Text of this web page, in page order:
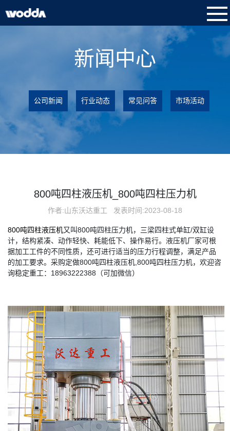
新闻中心
公司新闻 行业动态 常见问答 市场活动
800吨四柱液压机_800吨四柱压力机
作者:山东沃达重工 发表时间:2023-08-18
800吨四柱液压机又叫800吨四柱压力机，三梁四柱式单缸/双缸设
计，结构紧凑、动作轻快、耗能低下、操作易行。液压机厂家可根
据加工工件的不同性质，还可进行适当的压力行程调整，满足产品
的加工要求。采购定做800吨四柱液压机,800吨四柱压力机，欢迎咨
询稳定重工：18963222388（可加微信）